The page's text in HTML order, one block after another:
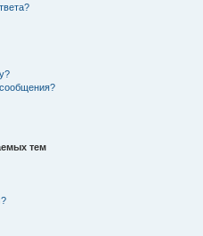
тем